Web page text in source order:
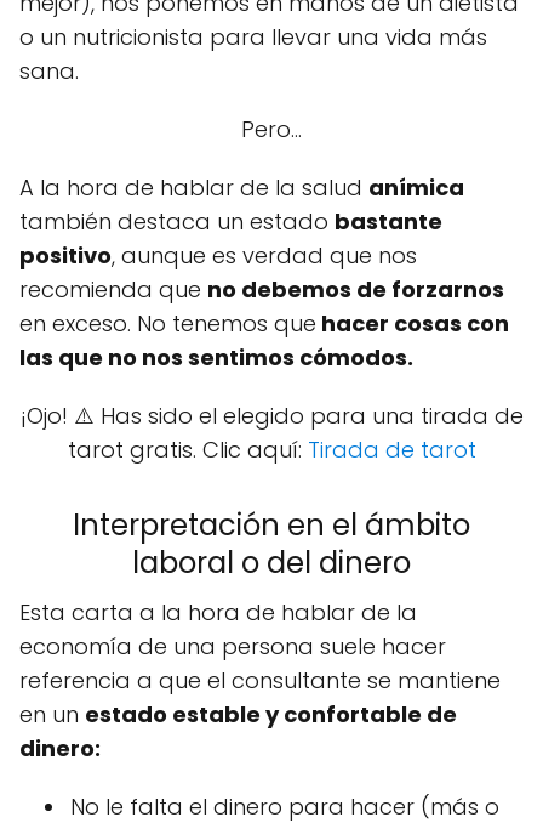
o un nutricionista para llevar una vida más
sana.
Pero...
A la hora de hablar de la salud anímica
también destaca un estado bastante
positivo, aunque es verdad que nos
recomienda que no debemos de forzarnos
en exceso. No tenemos que hacer cosas con
las que no nos sentimos cómodos.
¡Ojo! ⚠️ Has sido el elegido para una tirada de
tarot gratis. Clic aquí: Tirada de tarot
Interpretación en el ámbito
laboral o del dinero
Esta carta a la hora de hablar de la
economía de una persona suele hacer
referencia a que el consultante se mantiene
en un estado estable y confortable de
dinero:
No le falta el dinero para hacer (más o